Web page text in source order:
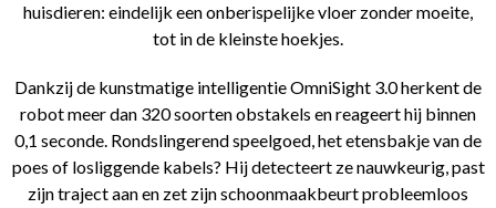
huisdieren: eindelijk een onberispelijke vloer zonder moeite,
tot in de kleinste hoekjes.
Dankzij de kunstmatige intelligentie OmniSight 3.0 herkent de
robot meer dan 320 soorten obstakels en reageert hij binnen
0,1 seconde. Rondslingerend speelgoed, het etensbakje van de
poes of losliggende kabels? Hij detecteert ze nauwkeurig, past
zijn traject aan en zet zijn schoonmaakbeurt probleemloos